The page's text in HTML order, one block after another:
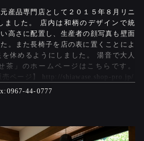
産品専門店として２０１５年８月リニ
ました。 店内は和柄のデザインで統
高さに配置し、生産者の顔写真も壁面
。また長椅子を店の表に置くことによ
を休めるようにしました。 湯音で大人
茶」のホームページはこちらです。
売ページ】 http://shiawase.shop-pro.jp/
0967-44-0777